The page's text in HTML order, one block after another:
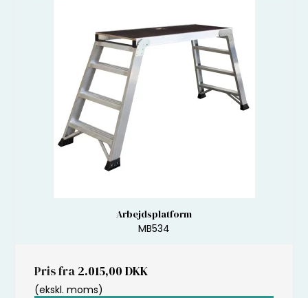
Arbejdsplatform
MB534
Pris fra 2.015,00 DKK
(ekskl. moms)